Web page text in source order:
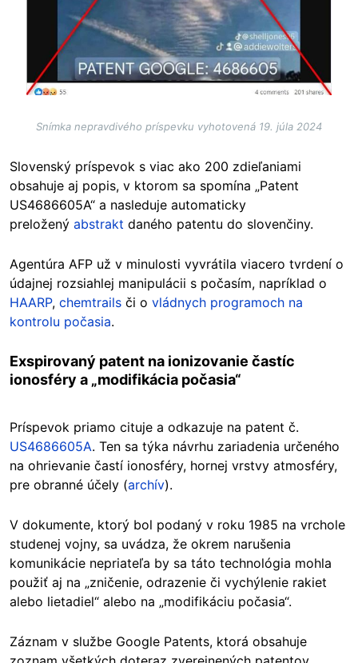
Snímka nepravdivého príspevku vyhotovená 19. júla 2024
Slovenský príspevok s viac ako 200 zdieľaniami
obsahuje aj popis, v ktorom sa spomína „Patent
US4686605A“ a nasleduje automaticky
preložený abstrakt daného patentu do slovenčiny.
Agentúra AFP už v minulosti vyvrátila viacero tvrdení o
údajnej rozsiahlej manipulácii s počasím, napríklad o
HAARP, chemtrails či o vládnych programoch na
kontrolu počasia.
Exspirovaný patent na ionizovanie častíc
ionosféry a „modifikácia počasia“
Príspevok priamo cituje a odkazuje na patent č.
US4686605A. Ten sa týka návrhu zariadenia určeného
na ohrievanie častí ionosféry, hornej vrstvy atmosféry,
pre obranné účely (archív).
V dokumente, ktorý bol podaný v roku 1985 na vrchole
studenej vojny, sa uvádza, že okrem narušenia
komunikácie nepriateľa by sa táto technológia mohla
použiť aj na „zničenie, odrazenie či vychýlenie rakiet
alebo lietadiel“ alebo na „modifikáciu počasia“.
Záznam v službe Google Patents, ktorá obsahuje